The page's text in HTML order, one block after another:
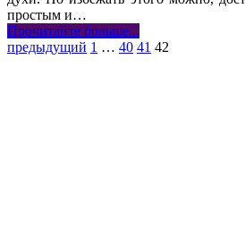
простым и…
Прочитайте больше...
предыдущий 1 … 40 41 42